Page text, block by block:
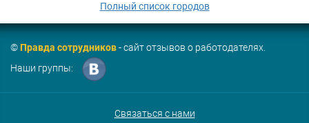
Полный список городов
©Правда сотрудников- сайт отзывов о работодателях.
Наши группы:
Связаться с нами